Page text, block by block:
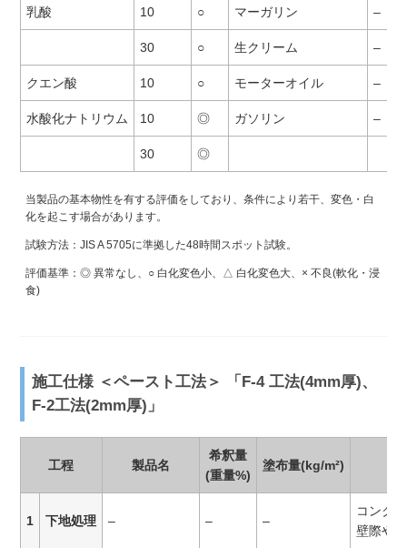
乳酸 10 ○ マーガリン –
30 ○ 生クリーム –
クエン酸 10 ○ モーターオイル –
水酸化ナトリウム 10 ◎ ガソリン –
30 ◎
当製品の基本物性を有する評価をしており、条件により若干、変色・白
化を起こす場合があります。
試験方法：JIS A 5705に準拠した48時間スポット試験。
評価基準：◎ 異常なし、○ 白化変色小、△ 白化変色大、× 不良(軟化・浸
食)
施工仕様 ＜ペースト工法＞ 「F-4 工法(4mm厚)、
F-2工法(2mm厚)」
工程 製品名
希釈量
(重量%)
塗布量(kg/m²)
1 下地処理 – – –
コンク
壁際や